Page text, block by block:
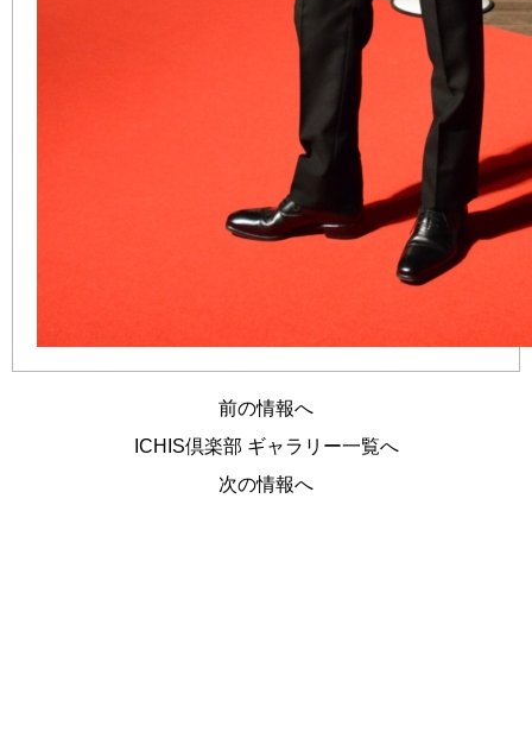
前の情報へ
ICHIS倶楽部 ギャラリー一覧へ
次の情報へ